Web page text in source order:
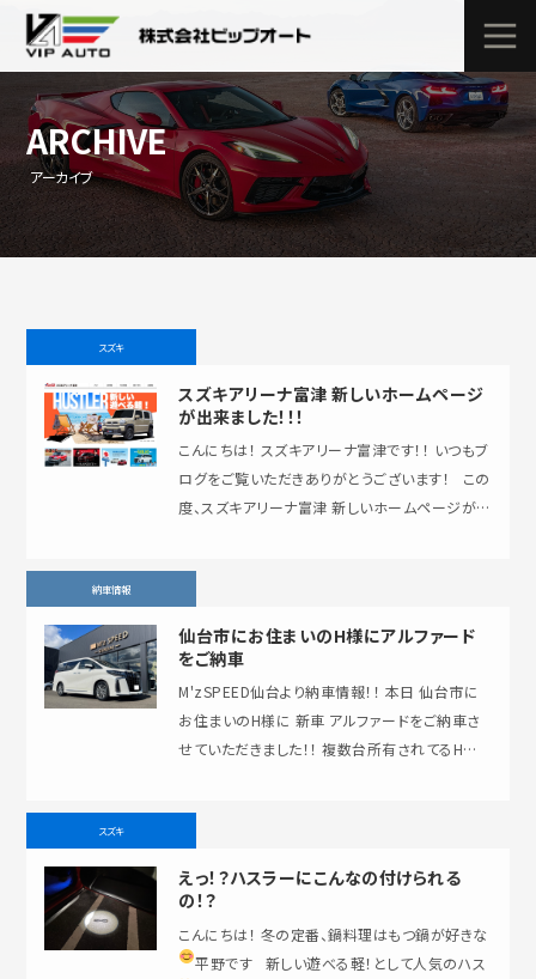
ARCHIVE
アーカイブ
スズキ
スズキアリーナ富津 新しいホームページ
が出来ました！！！
こんにちは！ スズキアリーナ富津です！！ いつもブ
ログをご覧いただきありがとうございます！ この
度、スズキアリーナ富津 新しいホームページがオ
納車情報
仙台市にお住まいのH様にアルファード
をご納車
M'zSPEED仙台より納車情報！！ 本日 仙台市に
お住まいのH様に 新車 アルファードをご納車さ
せていただきました！！ 複数台所有されてるH様、
スズキ
えっ！？ハスラーにこんなの付けられる
の！？
こんにちは！ 冬の定番、鍋料理はもつ鍋が好きな
平野です